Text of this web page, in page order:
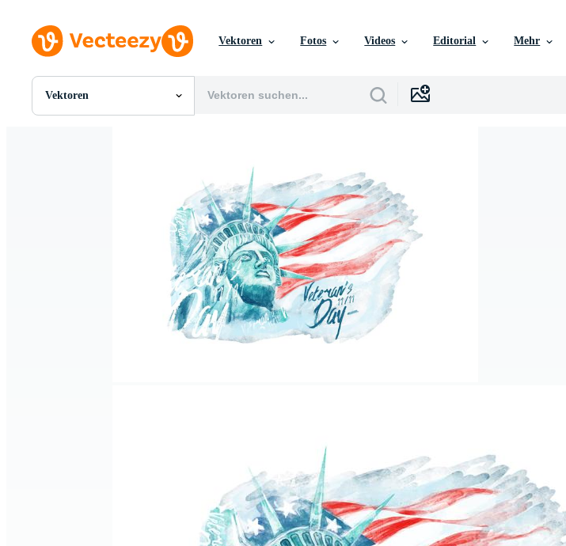
Vektoren Fotos Videos Editorial Mehr
Vektoren
Alle Bilder
Redaktionelle Ereignisse